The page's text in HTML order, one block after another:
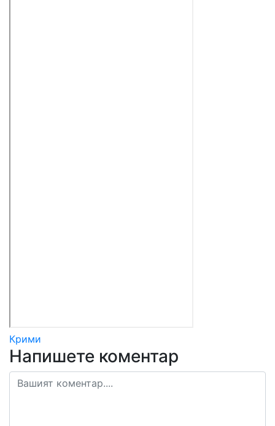
Крими
Напишете коментар